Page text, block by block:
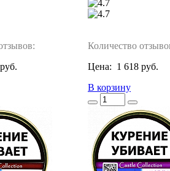
Количество
Цена: 1 618 руб.
В корзину